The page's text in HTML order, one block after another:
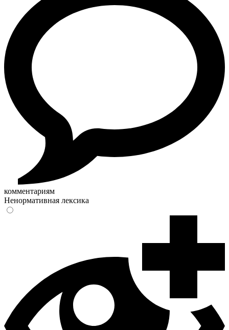
комментариям
Ненормативная лексика